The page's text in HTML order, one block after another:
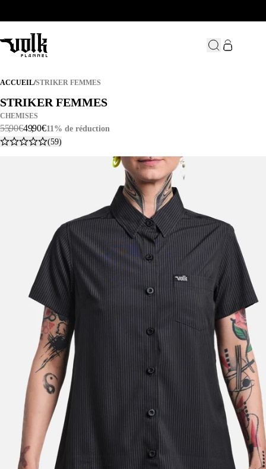
ACCUEIL/STRIKER FEMMES
STRIKER FEMMES
STRIKER FEMMES
STRIKER FEMMES
CHEMISES
55,90€49,90€11% de réduction
(59)